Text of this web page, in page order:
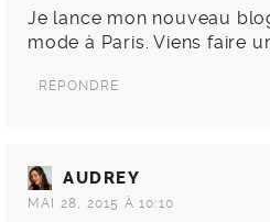
Je lance mon nouveau
mode à Paris. Viens faire
RÉPONDRE
AUDREY
MAI 28, 2015 À 10:10